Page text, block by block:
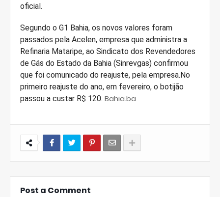
oficial.
Segundo o G1 Bahia, os novos valores foram
passados pela Acelen, empresa que administra a
Refinaria Mataripe, ao Sindicato dos Revendedores
de Gás do Estado da Bahia (Sinrevgas) confirmou
que foi comunicado do reajuste, pela empresa.No
primeiro reajuste do ano, em fevereiro, o botijão
passou a custar R$ 120. Bahia.ba
Post a Comment